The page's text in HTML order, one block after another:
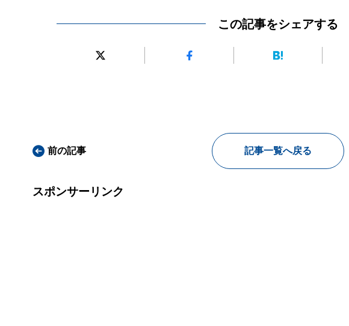
この記事をシェアする
前の記事 記事一覧へ戻る
スポンサーリンク